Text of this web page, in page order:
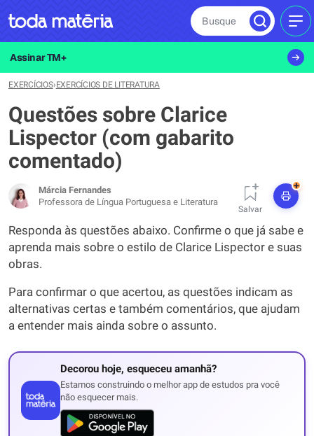
Busque
Assinar TM+
EXERCÍCIOS›EXERCÍCIOS DE LITERATURA
Questões sobre Clarice
Lispector (com gabarito
comentado)
Márcia Fernandes
Professora de Língua Portuguesa e Literatura
Salvar
+
Responda às questões abaixo. Confirme o que já sabe e
aprenda mais sobre o estilo de Clarice Lispector e suas
obras.
Para confirmar o que acertou, as questões indicam as
alternativas certas e também comentários, que ajudam
a entender mais ainda sobre o assunto.
Decorou hoje, esqueceu amanhã?
Estamos construindo o melhor app de estudos pra você
não esquecer mais.